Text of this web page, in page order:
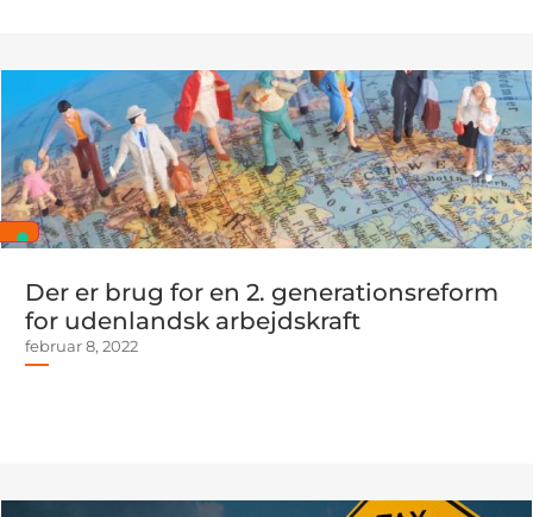
Der er brug for en 2. generationsreform
for udenlandsk arbejdskraft
februar 8, 2022